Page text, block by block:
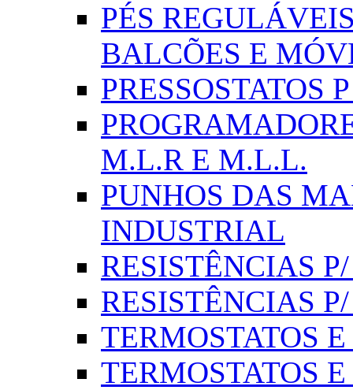
PÉS
BALCÕES E
PRESSOSTATOS
M.L.R E M.L.L.
PUNHOS DAS
INDUSTRIAL
RESISTÊNCIAS
RESISTÊNCIAS
TERMOSTATOS
TERMOSTATOS